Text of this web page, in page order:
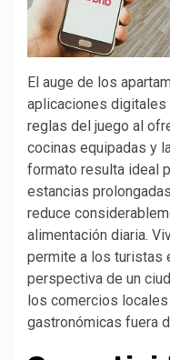
El auge de los
aplicaciones
reglas del juego al
cocinas equipadas y
formato resulta ideal
estancias
reduce
alimentación diaria.
permite a los turistas
perspectiva de un
los comercios
gastronómicas fuera